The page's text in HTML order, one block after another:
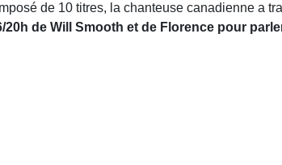
de 10 titres, la chanteuse canadienne a
de Will Smooth et de Florence pour